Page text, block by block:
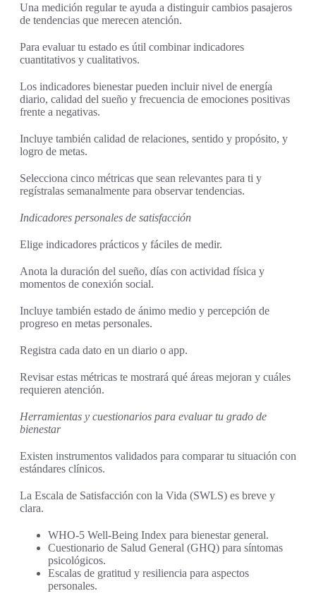
Una medición regular te ayuda a distinguir cambios pasajeros
de tendencias que merecen atención.
Para evaluar tu estado es útil combinar indicadores
cuantitativos y cualitativos.
Los indicadores bienestar pueden incluir nivel de energía
diario, calidad del sueño y frecuencia de emociones positivas
frente a negativas.
Incluye también calidad de relaciones, sentido y propósito, y
logro de metas.
Selecciona cinco métricas que sean relevantes para ti y
regístralas semanalmente para observar tendencias.
Indicadores personales de satisfacción
Elige indicadores prácticos y fáciles de medir.
Anota la duración del sueño, días con actividad física y
momentos de conexión social.
Incluye también estado de ánimo medio y percepción de
progreso en metas personales.
Registra cada dato en un diario o app.
Revisar estas métricas te mostrará qué áreas mejoran y cuáles
requieren atención.
Herramientas y cuestionarios para evaluar tu grado de
bienestar
Existen instrumentos validados para comparar tu situación con
estándares clínicos.
La Escala de Satisfacción con la Vida (SWLS) es breve y
clara.
WHO-5 Well-Being Index para bienestar general.
Cuestionario de Salud General (GHQ) para síntomas
psicológicos.
Escalas de gratitud y resiliencia para aspectos
personales.